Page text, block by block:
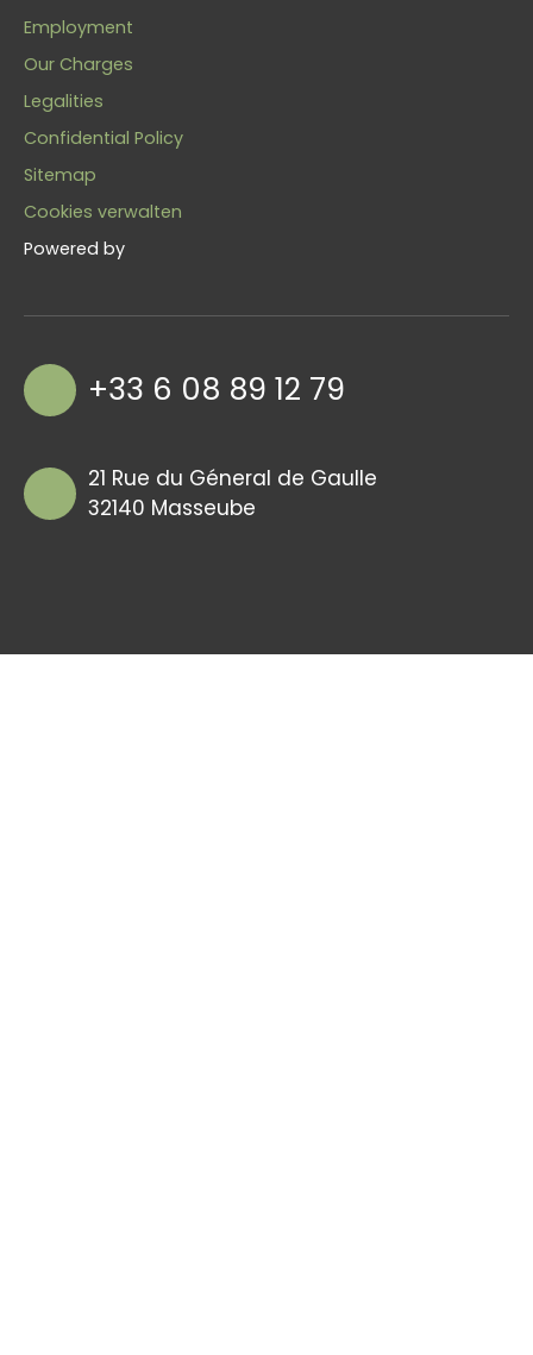
Employment
Our Charges
Legalities
Confidential Policy
Sitemap
Cookies verwalten
Powered by
+33 6 08 89 12 79
21 Rue du Géneral de Gaulle
32140 Masseube